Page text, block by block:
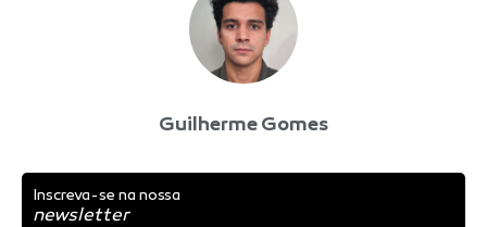
Guilherme Gomes
Inscreva-se na nossa
newsletter